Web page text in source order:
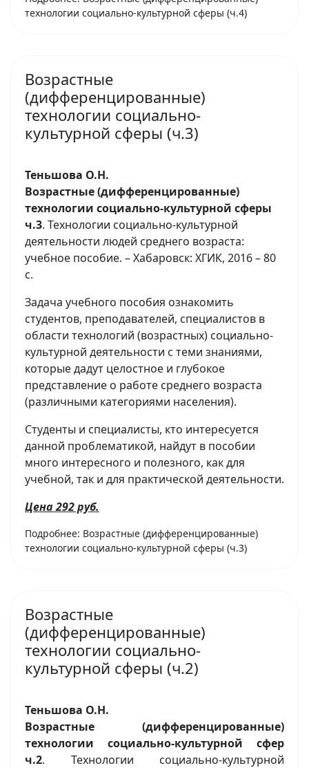
технологии социально-культурной сферы (ч.4)
Возрастные
(дифференцированные)
технологии социально-
культурной сферы (ч.3)
Теньшова О.Н.
Возрастные (дифференцированные)
технологии социально-культурной сферы
ч.3. Технологии социально-культурной
деятельности людей среднего возраста:
учебное пособие. – Хабаровск: ХГИК, 2016 – 80
с.
Задача учебного пособия ознакомить
студентов, преподавателей, специалистов в
области технологий (возрастных) социально-
культурной деятельности с теми знаниями,
которые дадут целостное и глубокое
представление о работе среднего возраста
(различными категориями населения).
Студенты и специалисты, кто интересуется
данной проблематикой, найдут в пособии
много интересного и полезного, как для
учебной, так и для практической деятельности.
Цена 292 руб.
Подробнее: Возрастные (дифференцированные)
технологии социально-культурной сферы (ч.3)
Возрастные
(дифференцированные)
технологии социально-
культурной сферы (ч.2)
Теньшова О.Н.
Возрастные (дифференцированные)
технологии социально-культурной сфер
ч.2. Технологии социально-культурной